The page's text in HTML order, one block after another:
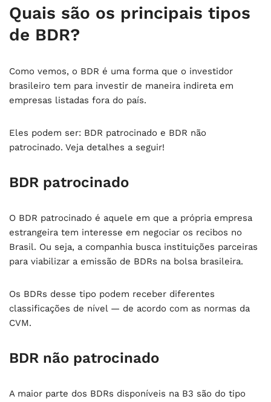
Quais são os principais tipos
de BDR?
Como vemos, o BDR é uma forma que o investidor
brasileiro tem para investir de maneira indireta em
empresas listadas fora do país.
Eles podem ser: BDR patrocinado e BDR não
patrocinado. Veja detalhes a seguir!
BDR patrocinado
O BDR patrocinado é aquele em que a própria empresa
estrangeira tem interesse em negociar os recibos no
Brasil. Ou seja, a companhia busca instituições parceiras
para viabilizar a emissão de BDRs na bolsa brasileira.
Os BDRs desse tipo podem receber diferentes
classificações de nível — de acordo com as normas da
CVM.
BDR não patrocinado
A maior parte dos BDRs disponíveis na B3 são do tipo